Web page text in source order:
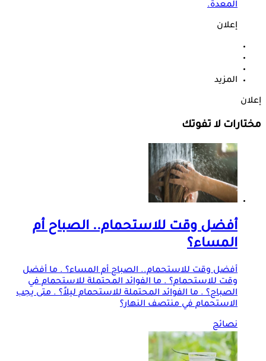
المعدة.
إعلان
المزيد
إعلان
مختارات لا تفوتك
أفضل وقت للاستحمام.. الصباح أم
المساء؟
أفضل وقت للاستحمام.. الصباح أم المساء؟ . ما أفضل
وقت للاستحمام؟ . ما الفوائد المحتملة للاستحمام في
الصباح؟ . ما الفوائد المحتملة للاستحمام ليلاً؟ . متى يجب
الاستحمام في منتصف النهار؟
نصائح